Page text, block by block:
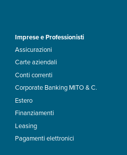
Imprese e Professionisti
Assicurazioni
Carte aziendali
Conti correnti
Corporate Banking MITO & C.
Estero
Finanziamenti
Leasing
Pagamenti elettronici